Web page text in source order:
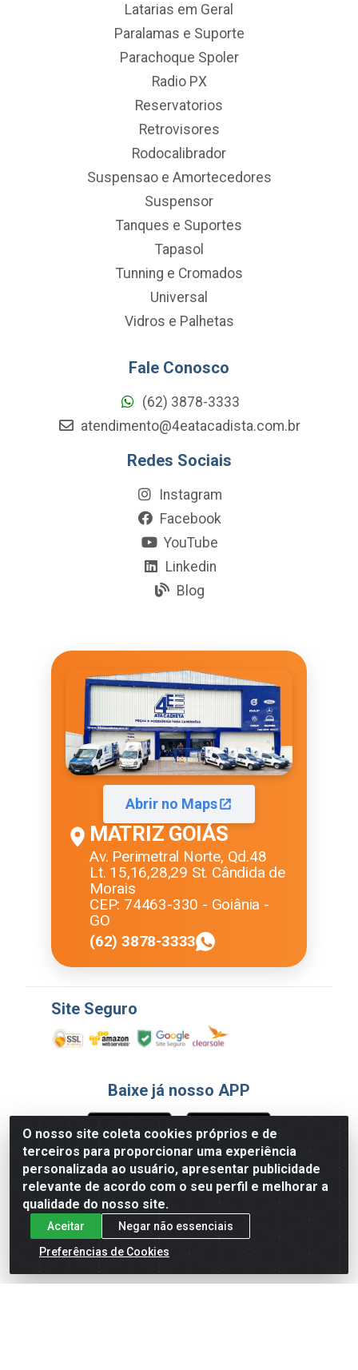
O nosso site coleta cookies próprios e de
terceiros para proporcionar uma experiência
personalizada ao usuário, apresentar publicidade
relevante de acordo com o seu perfil e melhorar a
qualidade do nosso site.
Aceitar
Negar não essenciais
Preferências de Cookies
Latarias em Geral
Paralamas e Suporte
Parachoque Spoler
Radio PX
Reservatorios
Retrovisores
Rodocalibrador
Suspensao e Amortecedores
Suspensor
Tanques e Suportes
Tapasol
Tunning e Cromados
Universal
Vidros e Palhetas
Fale Conosco
(62) 3878-3333
atendimento@4eatacadista.com.br
Redes Sociais
Instagram
Facebook
YouTube
Linkedin
Blog
Abrir no Maps
MATRIZ GOIÁS
Av. Perimetral Norte, Qd.48
Lt. 15,16,28,29 St. Cândida de
Morais
CEP: 74463-330 - Goiânia -
GO
(62) 3878-3333
Site Seguro
Baixe já nosso APP
Formas de Pagamento